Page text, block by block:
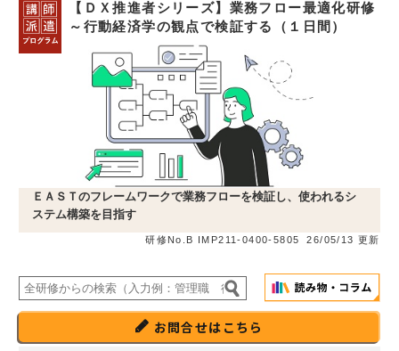
【ＤＸ推進者シリーズ】業務フロー最適化研修
～行動経済学の観点で検証する（１日間）
ＥＡＳＴのフレームワークで業務フローを検証し、使われるシ
ステム構築を目指す
研修No.B IMP211-0400-5805 26/05/13 更新
お問合せはこちら